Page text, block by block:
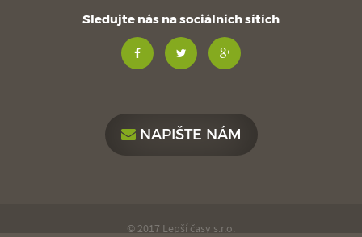
Sledujte nás na sociálních sítích
NAPIŠTE NÁM
© 2017 Lepší časy s.r.o.